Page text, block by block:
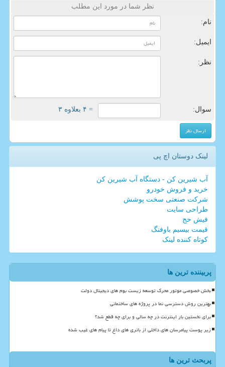
نظر شما در مورد این مطلب
نام:
ایمیل:
نظر:
سوال: = ۴ بعلاوه ۳
لینک دوستان اچ پی
آب شیرین کن - دستگاه آب شیرین کن
خرید و فروش خودرو
شرکت صنعتی سخت پوشش
طراحی سایت
فیش حج
قیمت بیسیم باوفنگ
کوتاه کننده لینک
پربیننده ترین ها
بخش خصوصی موتور محرک توسعه زیست بوم های دیجیتال دولت
بهترین روش دسترسی نما در پروژه های ساختمانی
برای نخستین بار اینترنت در چه سالی و برای چه قطع شد؟
زیر پوست پیامرسان های داخلی از باتری های داغ تا پیام های غیب شده
پربحث ترین ها